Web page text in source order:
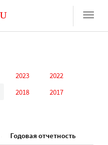
2023
2022
2018
2017
Годовая отчетность